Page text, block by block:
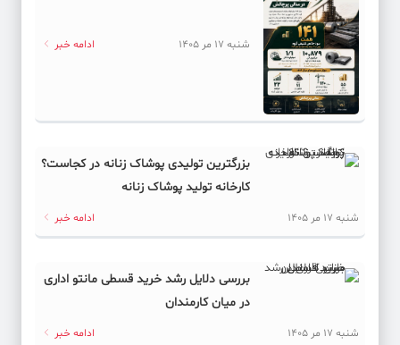
شنبه 17 مر 1405 ادامه خبر
بزرگترین تولیدی پوشاک زنانه در کجاست؟
کارخانه تولید پوشاک زنانه
شنبه 17 مر 1405 ادامه خبر
بررسی دلایل رشد خرید قسطی مانتو اداری
در میان کارمندان
شنبه 17 مر 1405 ادامه خبر